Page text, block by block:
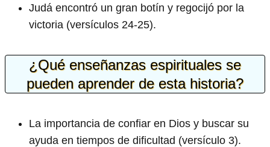
Judá encontró un gran botín y regocijó por la
victoria (versículos 24-25).
¿Qué enseñanzas espirituales se
pueden aprender de esta historia?
La importancia de confiar en Dios y buscar su
ayuda en tiempos de dificultad (versículo 3).